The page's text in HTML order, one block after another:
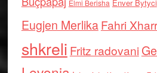
Elmi Berisha Enver Bytyci
Eugjen MerlikaFahri
shkreli Fritz radovani